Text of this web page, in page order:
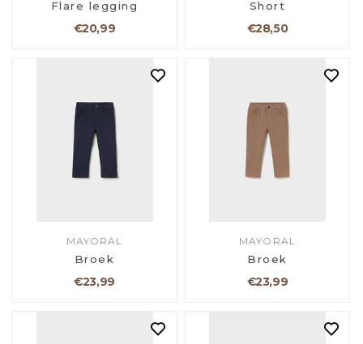
Flare legging
€20,99
Short
€28,50
MAYORAL
Broek
€23,99
MAYORAL
Broek
€23,99